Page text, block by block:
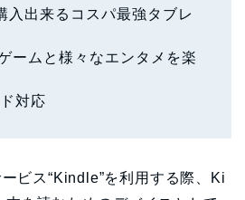
入出来るコスパ最強タブレ
ームと様々なエンタメを楽
対応
ビス“Kindle”を利用する際、Ki